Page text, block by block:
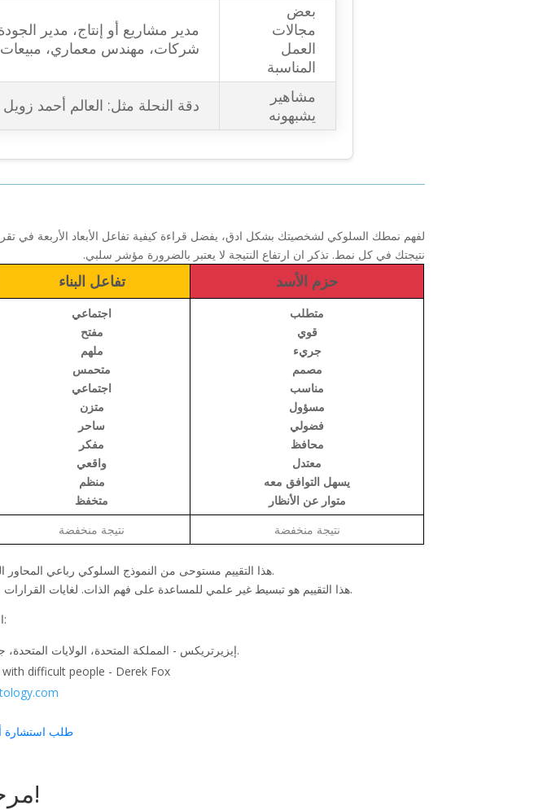
بعض
مجالات
العمل
المناسبة
مدير مشاريع أو إنتاج، مدير
شركات، مهندس معماري،
مشاهير
يشبهونه
دقة النحلة مثل: العالم أحمد
لفهم نمطك السلوكي لشخصيتك بشكل ادق، يفضل قراءة كيفية تفاعل الأبعاد
نتيجتك في كل نمط. تذكر ان ارتفاع النتيجة لا يعتبر بالضرورة مؤشر سلبي.
تفاعل البناء حزم الأسد
اجتماعي
مفتح
ملهم
متحمس
اجتماعي
متزن
ساحر
مفكر
واقعي
منظم
متخفظ
متطلب
قوي
جريء
مصمم
مناسب
مسؤول
فضولي
محافظ
معتدل
يسهل التوافق معه
متوار عن الأنظار
نتيجة منخفضة نتيجة منخفضة
هذا التقييم مستوحى من النموذج السلوكي رباعي المحاور المبني على أساس دراسات الدكتور ويليام مارستون (1893-1947).
هذا التقييم هو تبسيط غير علمي للمساعدة على فهم الذات. لغايات القرارات المهنية المهمة ننصح بحضور الورشة التدريبية الكاملة وتقديم التقييم العلمي الكامل.
المصادر:
إيزيرتريكس - المملكة المتحدة، الولايات المتحدة، جنوب أفريقيا، أستراليا، آسيا، الشرق الأوسط، المكسيك.
difficult people - Derek Fox
طلب استشارة
مرحبًا بكم!